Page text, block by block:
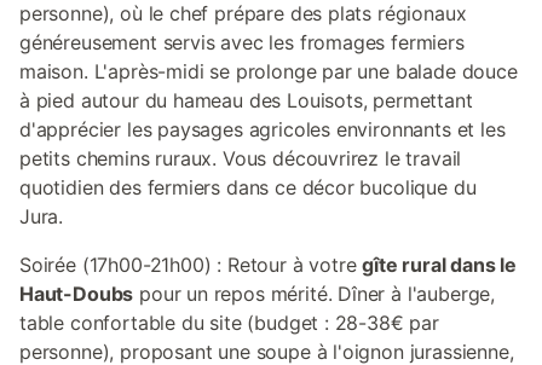
personne), où le chef prépare des plats régionaux
généreusement servis avec les fromages fermiers
maison. L'après-midi se prolonge par une balade douce
à pied autour du hameau des Louisots, permettant
d'apprécier les paysages agricoles environnants et les
petits chemins ruraux. Vous découvrirez le travail
quotidien des fermiers dans ce décor bucolique du
Jura.
Soirée (17h00-21h00) : Retour à votregîte rural dans le
Haut-Doubs pour un repos mérité. Dîner à l'auberge,
table confortable du site (budget : 28-38€ par
personne), proposant une soupe à l'oignon jurassienne,